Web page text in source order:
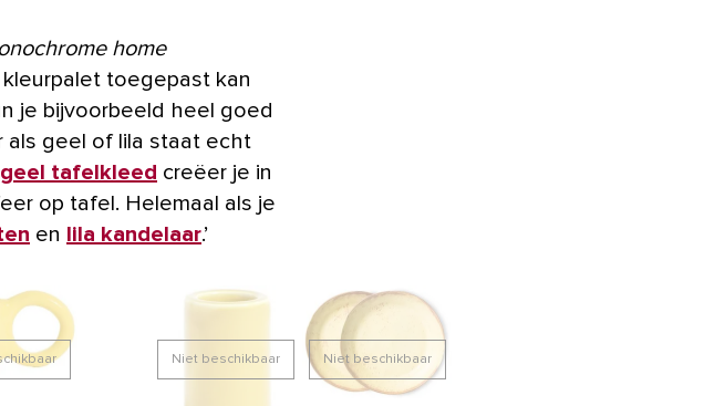
home
toegepast kan
je bijvoorbeeld heel goed
als geel of lila staat echt
tafelkleed creëer je in
op tafel. Helemaal als je
en lila kandelaar.’
Niet beschikbaar Niet beschikbaar